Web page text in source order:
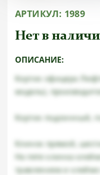
АРТИКУЛ: 1989
Нет в
ОПИСАНИЕ:
Кортик офицера
модель),
Кортик подлинный,
Клинок прямой,
На пяте клинка
травлением и